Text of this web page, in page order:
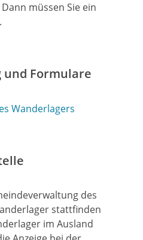
müssen Sie ein
Formulare
Wanderlagers
des
stattfinden
im Ausland